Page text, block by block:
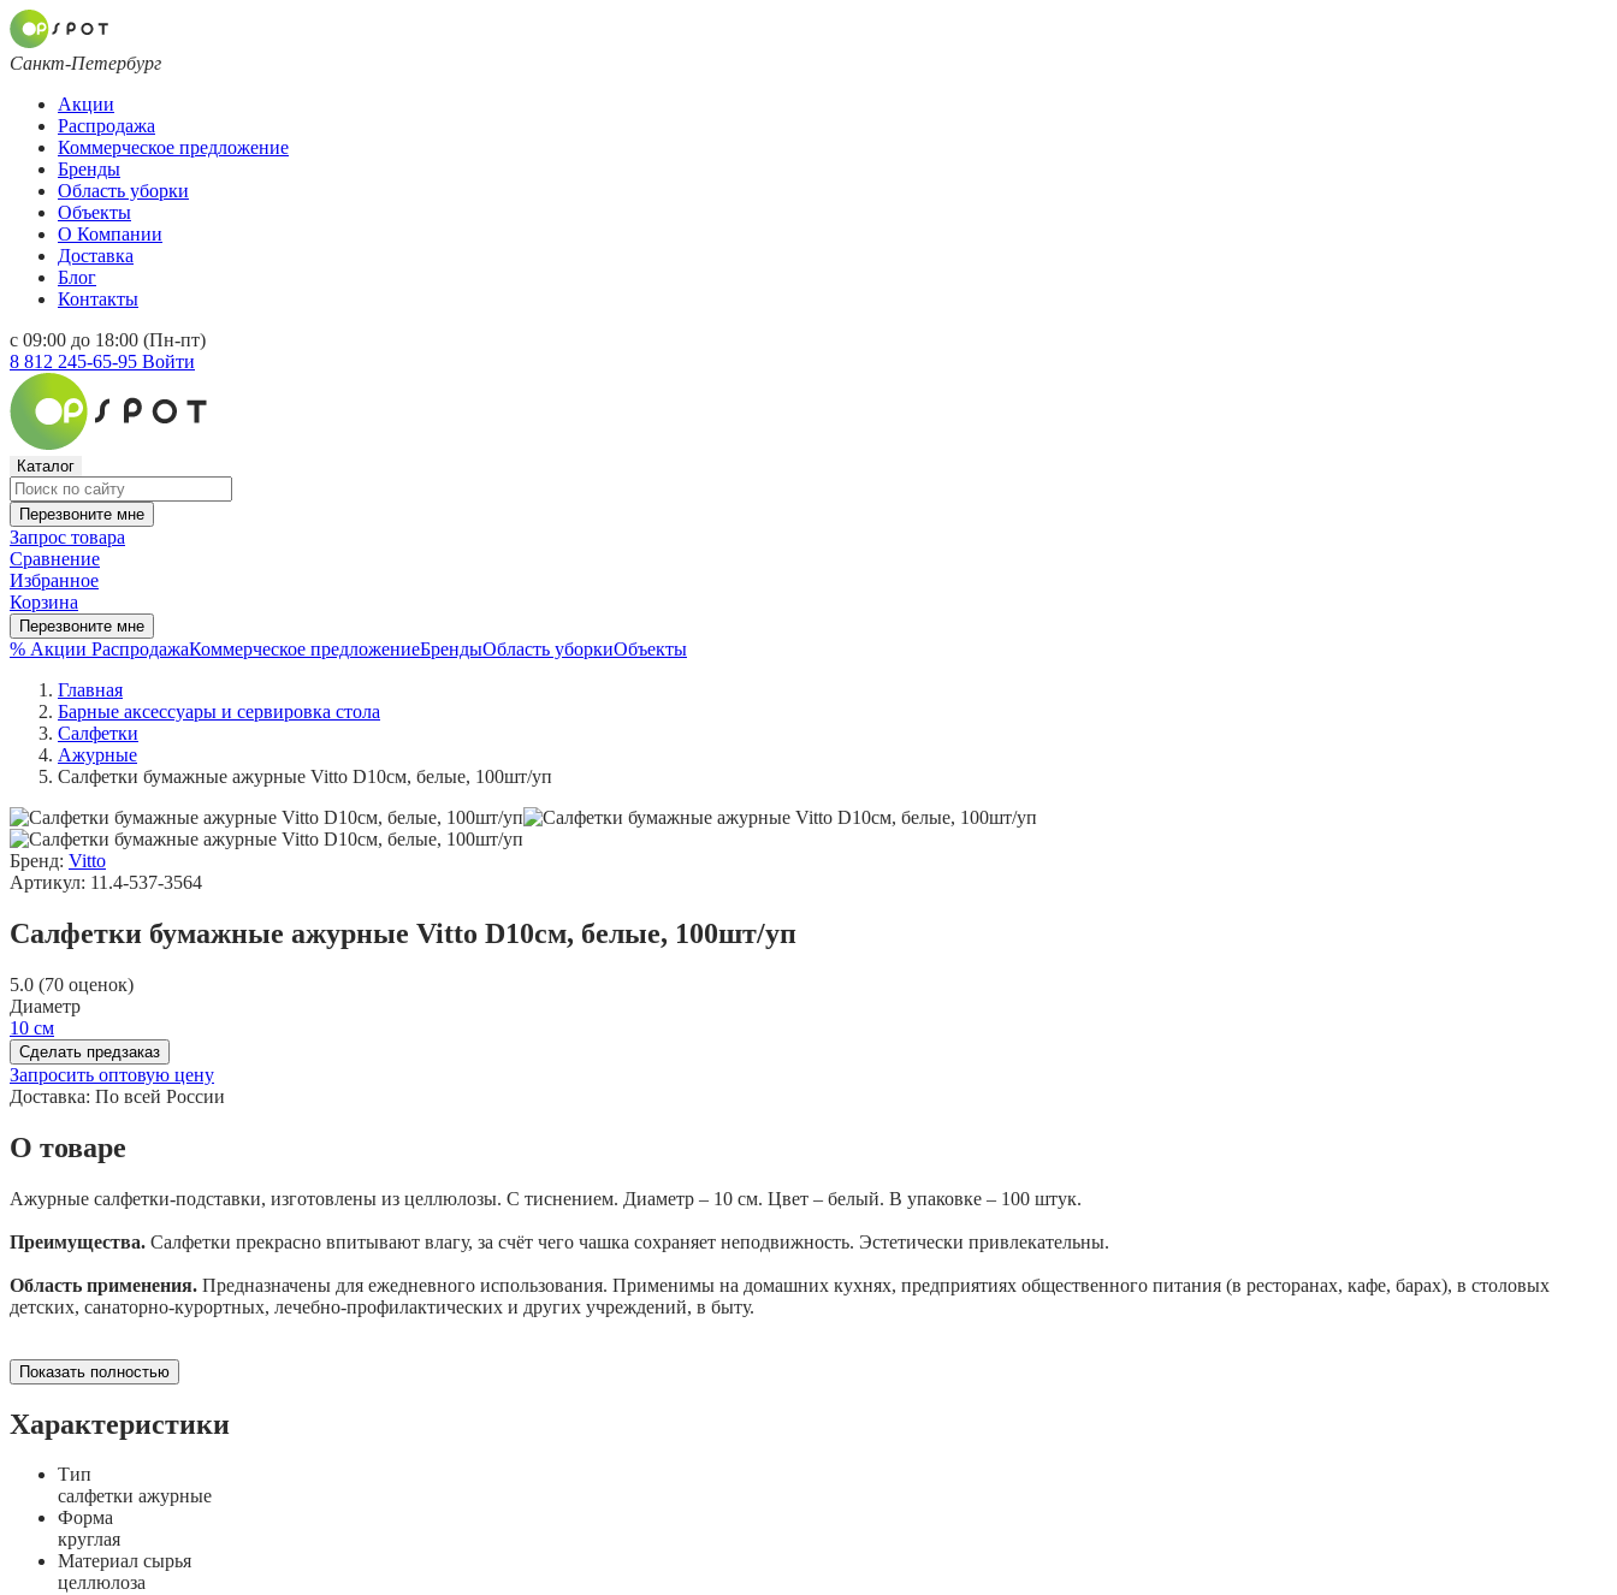
Санкт-Петербург
Акции
Распродажа
Коммерческое предложение
Бренды
Область уборки
Объекты
О Компании
Доставка
Блог
Контакты
с 09:00 до 18:00 (Пн-пт)
8 812 245-65-95 Войти
Каталог
Перезвоните мне
Запрос товара
Сравнение
Избранное
Корзина
Перезвоните мне
% Акции РаспродажаКоммерческое предложениеБрендыОбласть уборкиОбъекты
Главная
Барные аксессуары и сервировка стола
Салфетки
Ажурные
Салфетки бумажные ажурные Vitto D10см, белые, 100шт/уп
Бренд: Vitto
Артикул: 11.4-537-3564
Салфетки бумажные ажурные Vitto D10см, белые, 100шт/уп
5.0 (70 оценок)
Диаметр
10 см
Сделать предзаказ
Запросить оптовую цену
Доставка: По всей России
О товаре
Ажурные салфетки-подставки, изготовлены из целлюлозы. С тиснением. Диаметр – 10 см. Цвет – белый. В упаковке – 100 штук.
Преимущества. Салфетки прекрасно впитывают влагу, за счёт чего чашка сохраняет неподвижность. Эстетически привлекательны.
Область применения. Предназначены для ежедневного использования. Применимы на домашних кухнях, предприятиях общественного питания (в ресторанах, кафе, барах), в столовых
детских, санаторно-курортных, лечебно-профилактических и других учреждений, в быту.
Показать полностью
Характеристики
Тип
салфетки ажурные
Форма
круглая
Материал сырья
целлюлоза